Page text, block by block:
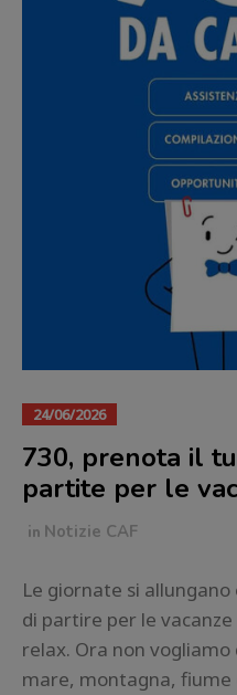
24/06/2026
730, prenota il
partite per le
in Notizie CAF
Le giornate si allungano
di partire per le
relax. Ora non
mare, montagna, fiume